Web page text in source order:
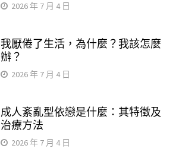
2026 年 7 月 4 日
我厭倦了生活，為什麼？我該怎麼
辦？
2026 年 7 月 4 日
成人紊亂型依戀是什麼：其特徵及
治療方法
2026 年 7 月 4 日